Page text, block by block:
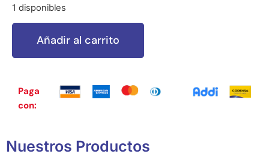
1 disponibles
Añadir al carrito
Paga
con:
Nuestros Productos